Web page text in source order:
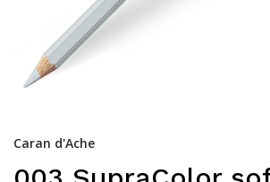
Caran d'Ache